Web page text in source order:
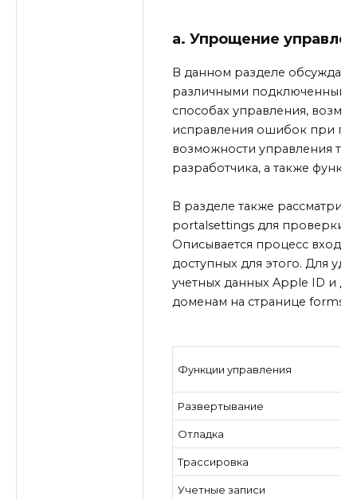
а. Упрощение
В данном разделе
различными подключенными
способах управления,
исправления ошибок при
возможности управления
разработчика, а также
В разделе также
portalsettings для проверки
Описывается процесс
доступных для этого. Для
учетных данных Apple ID и
доменам на странице
Функции управления
Развертывание
Отладка
Трассировка
Учетные записи